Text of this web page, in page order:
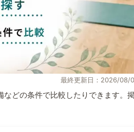
最終更新日：2026/08/
どの条件で比較したりできます。